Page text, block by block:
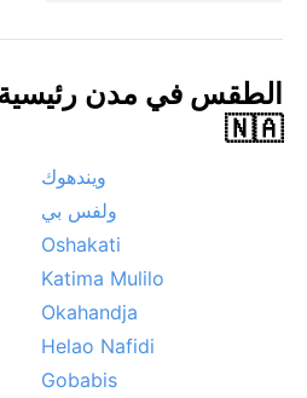
الطقس في مدن رئيسية
🇳🇦
ويندهوك
ولفس بي
Oshakati
Katima Mulilo
Okahandja
Helao Nafidi
Gobabis